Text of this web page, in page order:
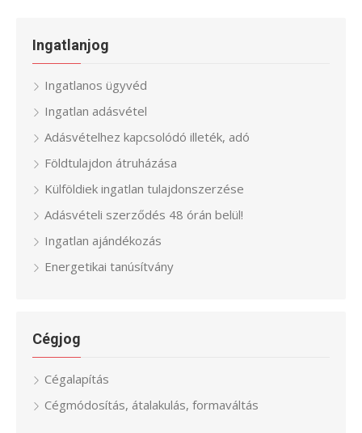
Ingatlanjog
Ingatlanos ügyvéd
Ingatlan adásvétel
Adásvételhez kapcsolódó illeték, adó
Földtulajdon átruházása
Külföldiek ingatlan tulajdonszerzése
Adásvételi szerződés 48 órán belül!
Ingatlan ajándékozás
Energetikai tanúsítvány
Cégjog
Cégalapítás
Cégmódosítás, átalakulás, formaváltás